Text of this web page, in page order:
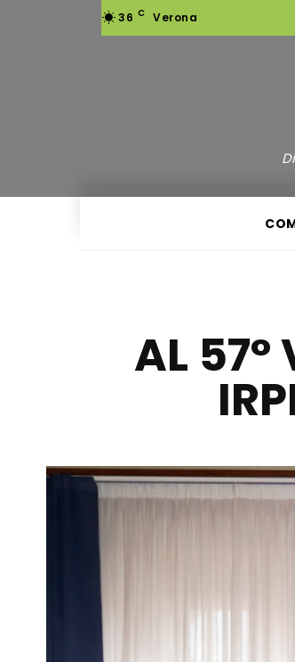
36 C Verona
AL 57°